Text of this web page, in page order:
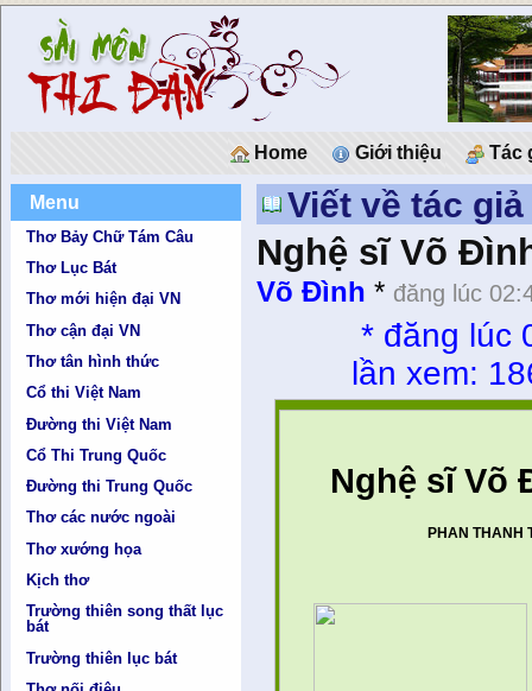
Home Giới thiệu Tác
Menu
Thơ Bảy Chữ Tám Câu
Thơ Lục Bát
Thơ mới hiện đại VN
Thơ cận đại VN
Thơ tân hình thức
Cổ thi Việt Nam
Đường thi Việt Nam
Cổ Thi Trung Quốc
Đường thi Trung Quốc
Thơ các nước ngoài
Thơ xướng họa
Kịch thơ
Trường thiên song thất lục
bát
Trường thiên lục bát
Viết về tác
Nghệ sĩ Võ
Võ Đình * đăng lúc
* đăng lúc
lần xem:
Nghệ sĩ Võ
PHAN THANH